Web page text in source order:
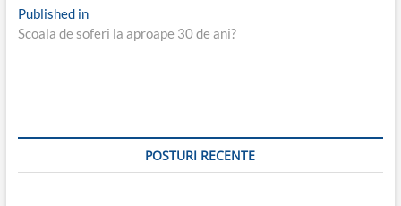
Navigare
în
Published in
Scoala de soferi la aproape 30 de ani?
POSTURI RECENTE